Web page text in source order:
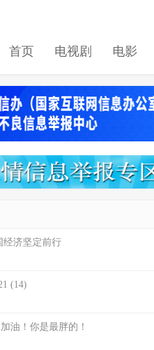
首页 电视剧 电影
经济坚定前行
(14)
油！你是最胖的！